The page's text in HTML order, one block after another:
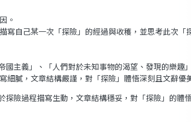
。
自己某一次「探險」的經過與收穫，並思考此次「
主義」、「人們對於未知事物的渴望、發現的樂趣
膩，文章結構嚴謹，對「探險」體悟深刻且文辭優
險過程描寫生動，文章結構穩妥，對「探險」的體